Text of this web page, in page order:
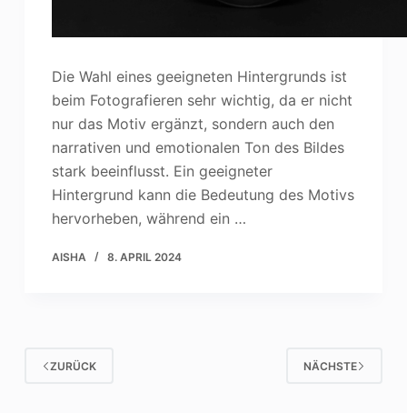
Die Wahl eines geeigneten Hintergrunds ist
beim Fotografieren sehr wichtig, da er nicht
nur das Motiv ergänzt, sondern auch den
narrativen und emotionalen Ton des Bildes
stark beeinflusst. Ein geeigneter
Hintergrund kann die Bedeutung des Motivs
hervorheben, während ein …
AISHA 8. APRIL 2024
ZURÜCK NÄCHSTE